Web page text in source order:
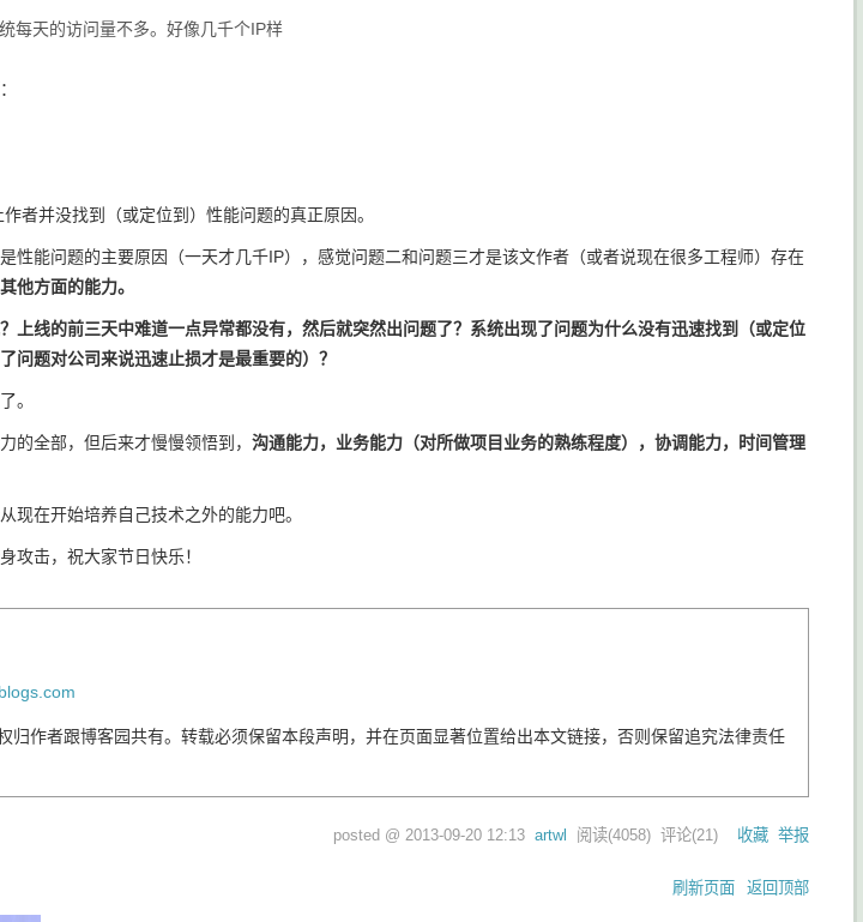
每天的访问量不多。好像几千个IP样
并没找到（或定位到）性能问题的真正原因。
能问题的主要原因（一天才几千IP），感觉问题二和问题三才是该文作者（或者说现在很多工程师）存在
他方面的能力。
上线的前三天中难道一点异常都没有，然后就突然出问题了？系统出现了问题为什么没有迅速找到（或定位
问题对公司来说迅速止损才是最重要的） ？
。
全部，但后来才慢慢领悟到， 沟通能力，业务能力（对所做项目业务的熟练程度），协调能力，时间管理
在开始培养自己技术之外的能力吧。
击，祝大家节日快乐！
归作者跟博客园共有。转载必须保留本段声明，并在页面显著位置给出本文链接，否则保留追究法律责任
posted @ 2013-09-20 12:13 artwl 阅读(4058) 评论(21) 收藏 举报
刷新页面 返回顶部